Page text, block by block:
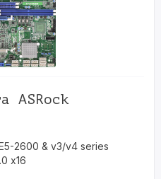
ASRock
2600 & v3/v4 series
x16